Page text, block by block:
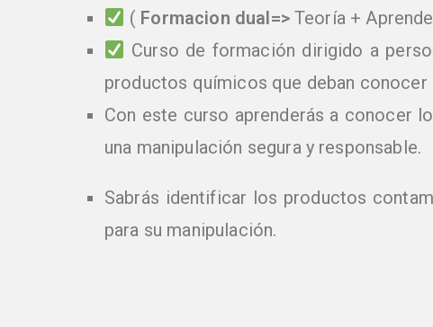
( Formacion dual=> Teoría +
Curso de formación dirigido a
productos químicos que deban
Con este curso aprenderás a conocer
una manipulación segura y responsable.
Sabrás identificar los productos
para su manipulación.